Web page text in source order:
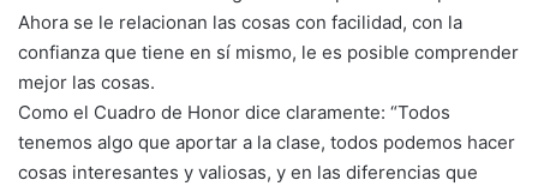
Ahora se le relacionan las cosas con facilidad, con la
confianza que tiene en sí mismo, le es posible comprender
mejor las cosas.
Como el Cuadro de Honor dice claramente: “Todos
tenemos algo que aportar a la clase, todos podemos hacer
cosas interesantes y valiosas, y en las diferencias que